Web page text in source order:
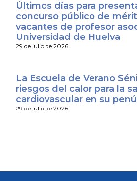
Últimos días para
concurso público de
vacantes de profesor
Universidad de Huelva
29 de julio de 2026
La Escuela de Verano
riesgos del calor para la
cardiovascular en su
29 de julio de 2026